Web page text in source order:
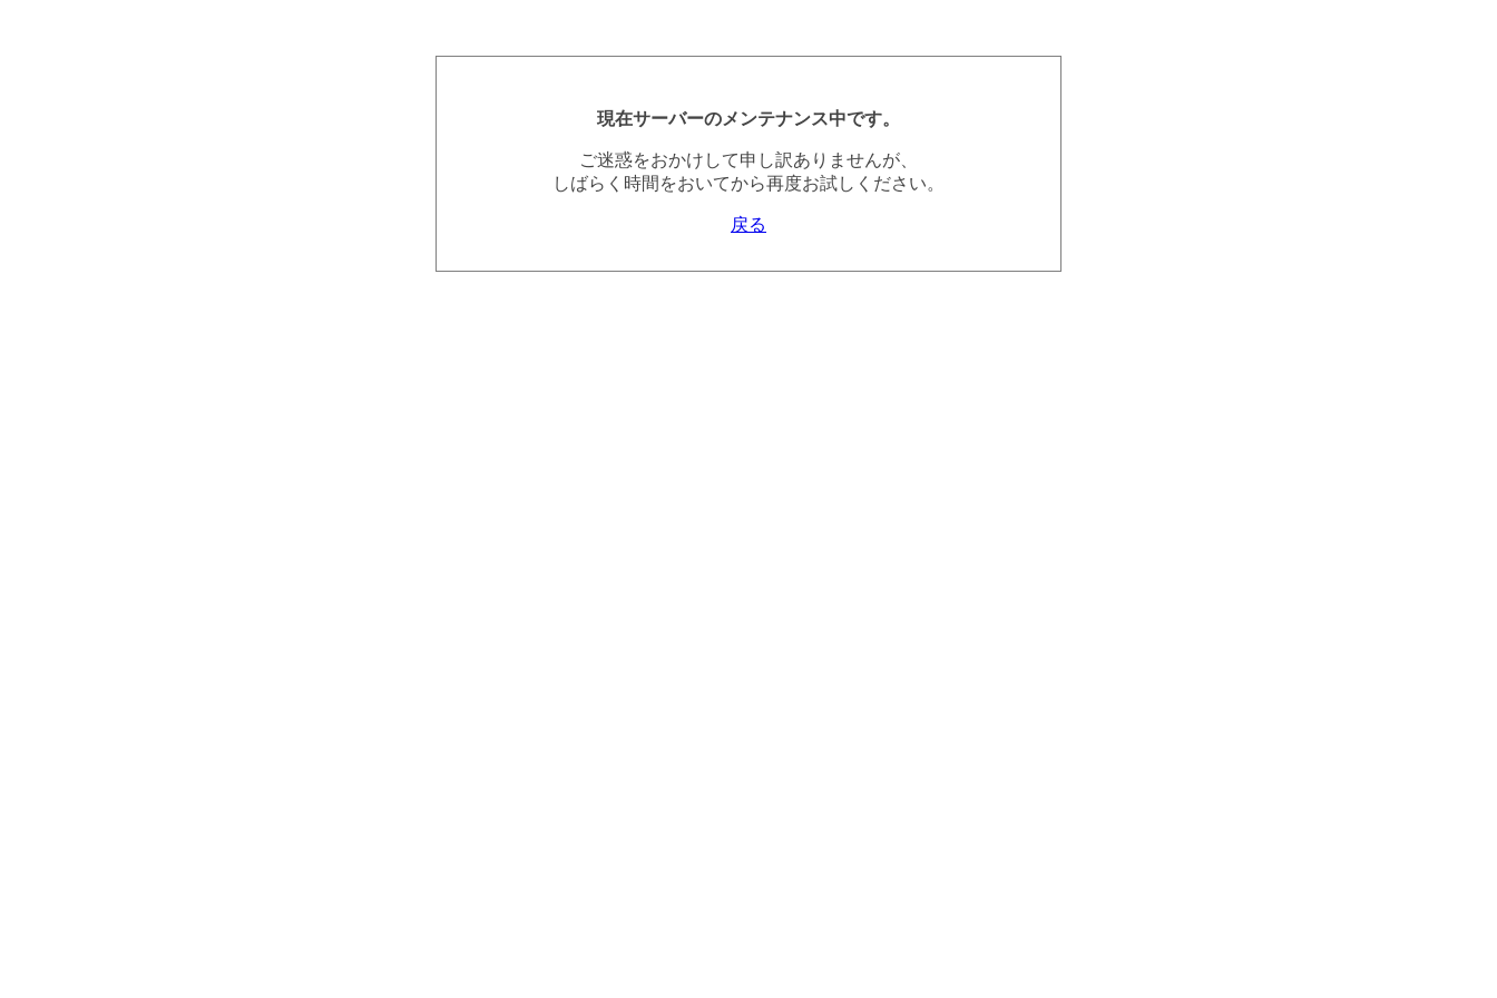
現在サーバーのメンテナンス中です。
ご迷惑をおかけして申し訳ありませんが、
しばらく時間をおいてから再度お試しください。
戻る